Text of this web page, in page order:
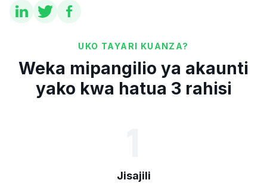
UKO TAYARI KUANZA?
Weka mipangilio ya akaunti
yako kwa hatua 3 rahisi
Jisajili